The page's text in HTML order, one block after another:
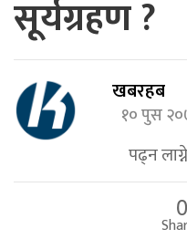
सूर्यग्रहण ?
खबरहब
१० पुस
पढ्न
0